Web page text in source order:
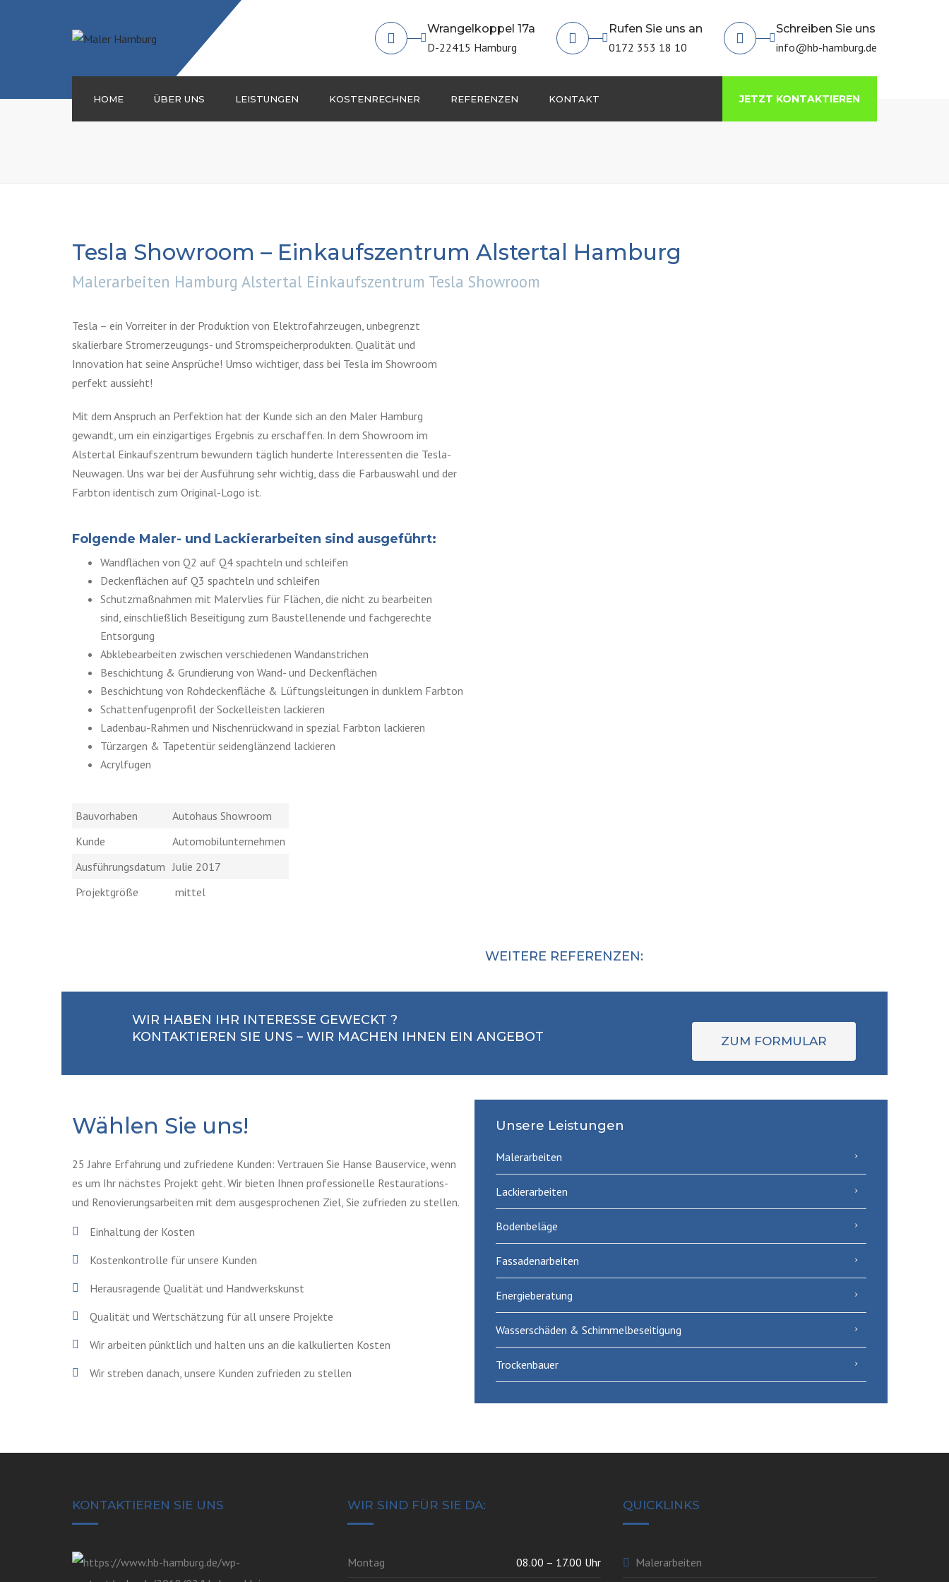
Wrangelkoppel 17a
D-22415 Hamburg
Rufen Sie uns an
0172 353 18 10
Schreiben Sie uns
info@hb-hamburg.de
HOME ÜBER UNS LEISTUNGEN KOSTENRECHNER REFERENZEN KONTAKT JETZT KONTAKTIEREN
Tesla Showroom – Einkaufszentrum Alstertal Hamburg
Malerarbeiten Hamburg Alstertal Einkaufszentrum Tesla Showroom
Tesla – ein Vorreiter in der Produktion von Elektrofahrzeugen, unbegrenzt
skalierbare Stromerzeugungs- und Stromspeicherprodukten. Qualität und
Innovation hat seine Ansprüche! Umso wichtiger, dass bei Tesla im Showroom
perfekt aussieht!
Mit dem Anspruch an Perfektion hat der Kunde sich an den Maler Hamburg
gewandt, um ein einzigartiges Ergebnis zu erschaffen. In dem Showroom im
Alstertal Einkaufszentrum bewundern täglich hunderte Interessenten die Tesla-
Neuwagen. Uns war bei der Ausführung sehr wichtig, dass die Farbauswahl und der
Farbton identisch zum Original-Logo ist.
Folgende Maler- und Lackierarbeiten sind ausgeführt:
Wandflächen von Q2 auf Q4 spachteln und schleifen
Deckenflächen auf Q3 spachteln und schleifen
Schutzmaßnahmen mit Malervlies für Flächen, die nicht zu bearbeiten
sind, einschließlich Beseitigung zum Baustellenende und fachgerechte
Entsorgung
Abklebearbeiten zwischen verschiedenen Wandanstrichen
Beschichtung & Grundierung von Wand- und Deckenflächen
Beschichtung von Rohdeckenfläche & Lüftungsleitungen in dunklem Farbton
Schattenfugenprofil der Sockelleisten lackieren
Ladenbau-Rahmen und Nischenrückwand in spezial Farbton lackieren
Türzargen & Tapetentür seidenglänzend lackieren
Acrylfugen
Bauvorhaben
Autohaus Showroom
Kunde
Automobilunternehmen
Ausführungsdatum Julie 2017
Projektgröße
mittel
WEITERE REFERENZEN:
WIR HABEN IHR INTERESSE GEWECKT ?
KONTAKTIEREN SIE UNS – WIR MACHEN IHNEN EIN ANGEBOT
ZUM FORMULAR
Wählen Sie uns!
25 Jahre Erfahrung und zufriedene Kunden: Vertrauen Sie Hanse Bauservice, wenn
es um Ihr nächstes Projekt geht. Wir bieten Ihnen professionelle Restaurations-
und Renovierungsarbeiten mit dem ausgesprochenen Ziel, Sie zufrieden zu stellen.
Einhaltung der Kosten
Kostenkontrolle für unsere Kunden
Herausragende Qualität und Handwerkskunst
Qualität und Wertschätzung für all unsere Projekte
Wir arbeiten pünktlich und halten uns an die kalkulierten Kosten
Wir streben danach, unsere Kunden zufrieden zu stellen
Unsere Leistungen
Malerarbeiten
Lackierarbeiten
Bodenbeläge
Fassadenarbeiten
Energieberatung
Wasserschäden & Schimmelbeseitigung
Trockenbauer
KONTAKTIEREN SIE UNS WIR SIND FÜR SIE DA:
Montag 08.00 – 17.00 Uhr
QUICKLINKS
Malerarbeiten